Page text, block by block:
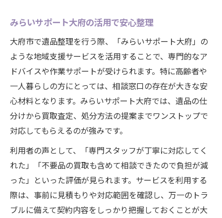
みらいサポート大府の活用で安心整理
大府市で遺品整理を行う際、「みらいサポート大府」の
ような地域支援サービスを活用することで、専門的なア
ドバイスや作業サポートが受けられます。特に高齢者や
一人暮らしの方にとっては、相談窓口の存在が大きな安
心材料となります。みらいサポート大府では、遺品の仕
分けから買取査定、処分方法の提案までワンストップで
対応してもらえるのが強みです。
利用者の声として、「専門スタッフが丁寧に対応してく
れた」「不要品の買取も含めて相談できたので負担が減
った」といった評価が見られます。サービスを利用する
際は、事前に見積もりや対応範囲を確認し、万一のトラ
ブルに備えて契約内容をしっかり把握しておくことが大